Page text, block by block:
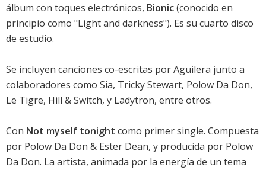
álbum con toques electrónicos, Bionic(conocido en
principio como "Light and darkness"). Es su cuarto disco
de estudio.
Se incluyen canciones co-escritas por Aguilera junto a
colaboradores como Sia, Tricky Stewart, Polow Da Don,
Le Tigre, Hill & Switch, y Ladytron, entre otros.
Con Not myself tonight como primer single. Compuesta
por Polow Da Don & Ester Dean, y producida por Polow
Da Don. La artista, animada por la energía de un tema